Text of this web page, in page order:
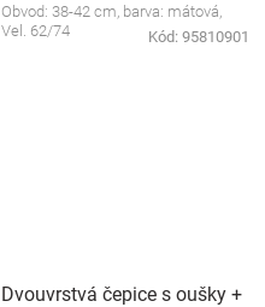
Obvod: 38-42 cm, barva: mátová,
Vel. 62/74
Kód: 95810901
Dvouvrstvá čepice s oušky +